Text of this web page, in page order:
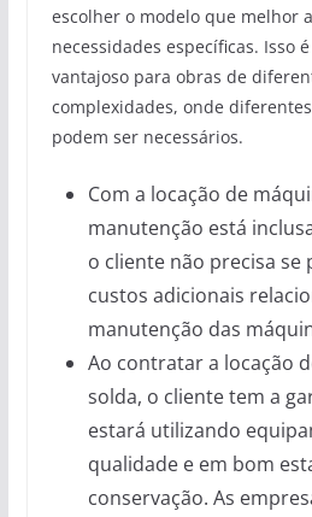
escolher o modelo que melhor
necessidades específicas. Isso
vantajoso para obras de
complexidades, onde
podem ser necessários.
Com a locação de
manutenção está
o cliente não precisa se
custos adicionais
manutenção das
Ao contratar a locação
solda, o cliente tem a
estará utilizando
qualidade e em bom
conservação. As